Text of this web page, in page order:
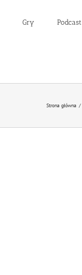
Gry Podcast
Strona główna /